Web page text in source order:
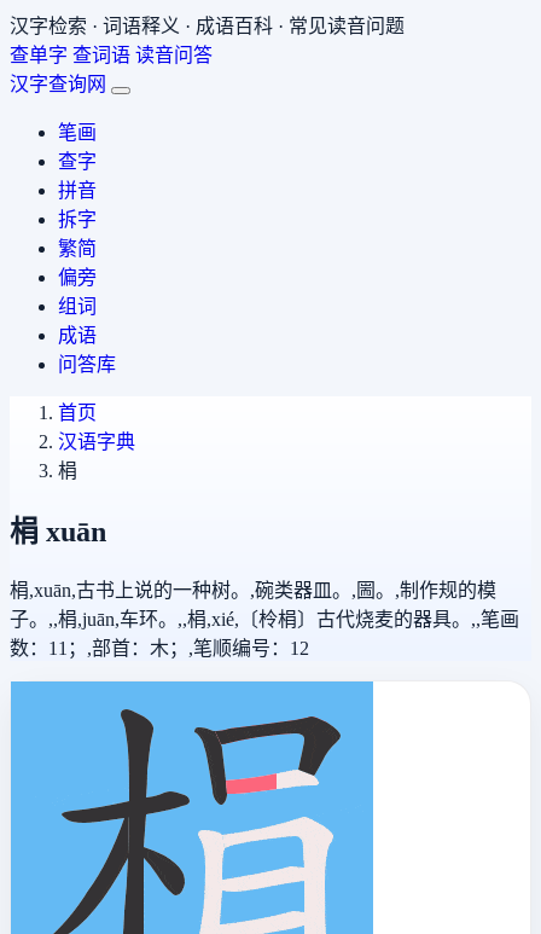
汉字检索 · 词语释义 · 成语百科 · 常见读音问题
查单字 查词语 读音问答
汉字查询网
笔画
查字
拼音
拆字
繁简
偏旁
组词
成语
问答库
首页
汉语字典
梋
梋 xuān
梋,xuān,古书上说的一种树。,碗类器皿。,圌。,制作规的模
子。,,梋,juān,车环。,,梋,xié,〔柃梋〕古代烧麦的器具。,,笔画
数：11；,部首：木；,笔顺编号：12